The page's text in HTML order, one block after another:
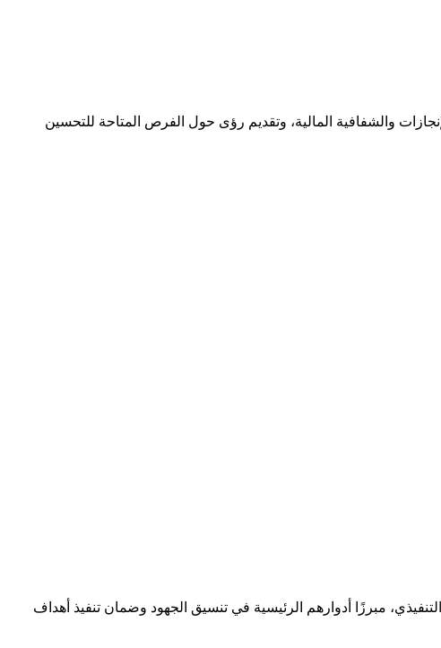
والشفافية المالية، وتقديم رؤى حول الفرص المتاحة للتحسين
مبرزًا أدوارهم الرئيسية في تنسيق الجهود وضمان تنفيذ أهداف